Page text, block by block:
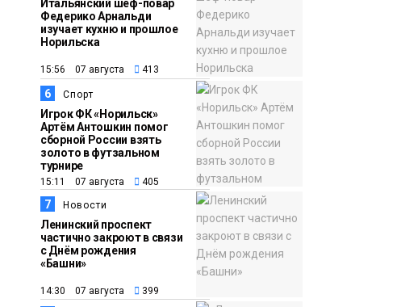
Итальянский шеф-повар
Федерико Арнальди
изучает кухню и прошлое
Норильска
15:56 07 августа 413
6 Спорт
Игрок ФК «Норильск»
Артём Антошкин помог
сборной России взять
золото в футзальном
турнире
15:11 07 августа 405
7 Новости
Ленинский проспект
частично закроют в связи
с Днём рождения
«Башни»
14:30 07 августа 399